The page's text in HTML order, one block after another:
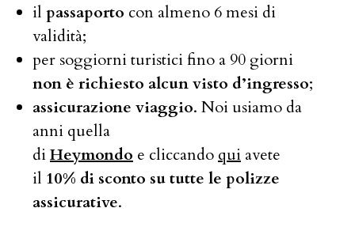
il passaporto con almeno 6 mesi di
validità;
per soggiorni turistici fino a 90 giorni
non è richiesto alcun visto d’ingresso;
assicurazione viaggio. Noi usiamo da
anni quella
diHeymondo e cliccando qui avete
il 10% di sconto su tutte le polizze
assicurative.